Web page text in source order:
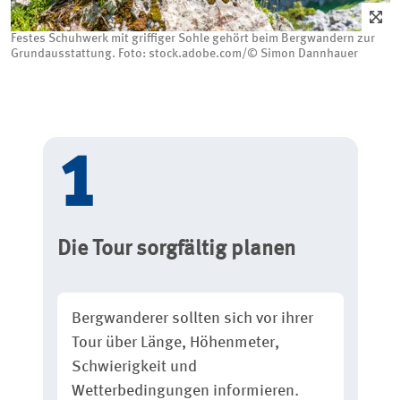
Festes Schuhwerk mit griffiger Sohle gehört beim Bergwandern zur
Grundausstattung. Foto: stock.adobe.com/© Simon Dannhauer
Die Tour sorgfältig planen
Bergwanderer sollten sich vor ihrer
Tour über Länge, Höhenmeter,
Schwierigkeit und
Wetterbedingungen informieren.